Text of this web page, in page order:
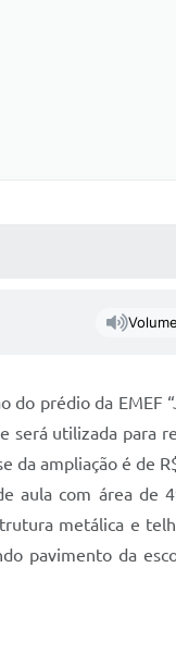
Volume
prédio da EMEF
será utilizada para
da ampliação é de
aula com área de
metálica e
pavimento da